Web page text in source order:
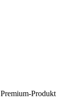
Produkt